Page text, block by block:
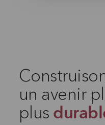
un avenir
plus